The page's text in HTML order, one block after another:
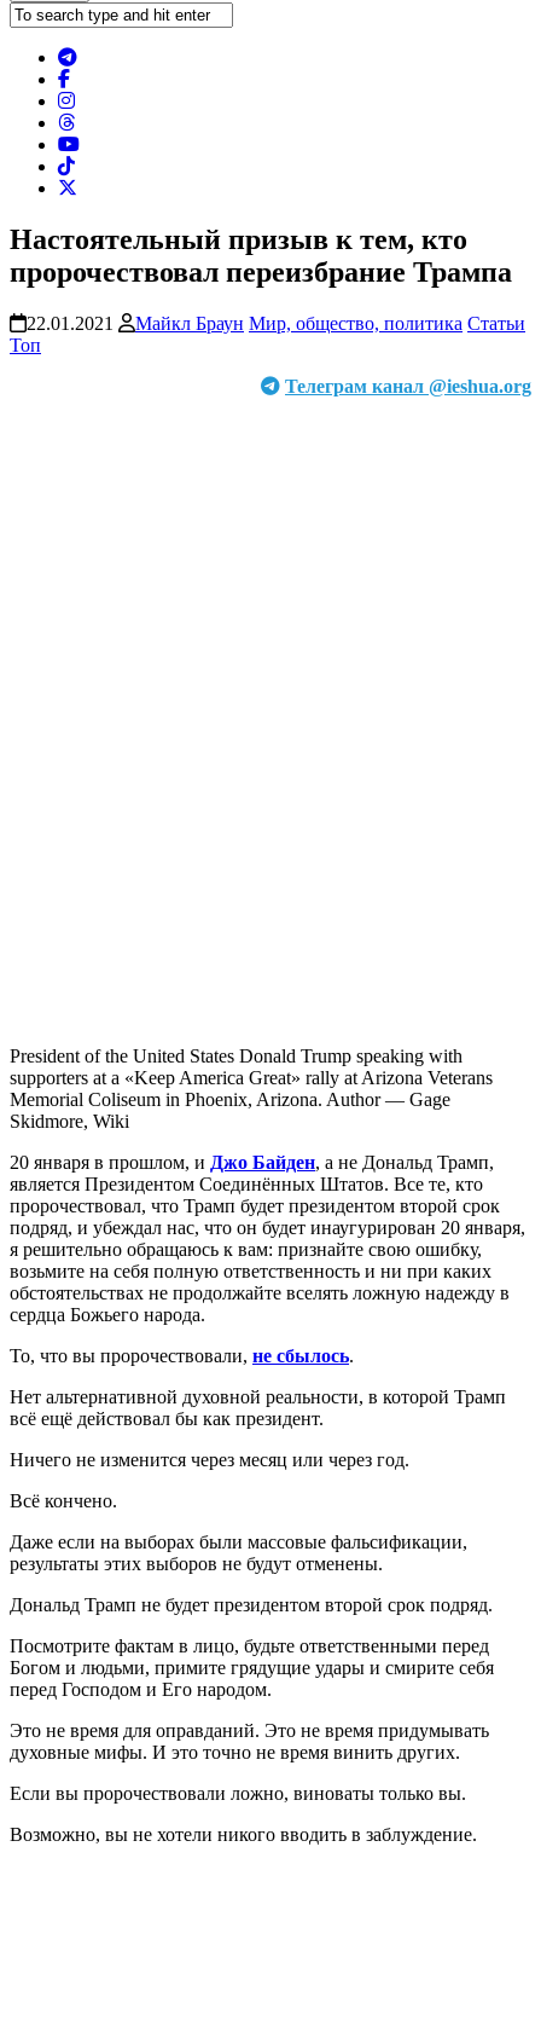
Настоятельный призыв к тем, кто
пророчествовал переизбрание Трампа
22.01.2021 Майкл Браун Мир, общество, политика Статьи
Топ
Телеграм канал @ieshua.org
President of the United States Donald Trump speaking with
supporters at a «Keep America Great» rally at Arizona Veterans
Memorial Coliseum in Phoenix, Arizona. Author — Gage
Skidmore, Wiki
20 января в прошлом, и Джо Байден, а не Дональд Трамп,
является Президентом Соединённых Штатов. Все те, кто
пророчествовал, что Трамп будет президентом второй срок
подряд, и убеждал нас, что он будет инаугурирован 20 января,
я решительно обращаюсь к вам: признайте свою ошибку,
возьмите на себя полную ответственность и ни при каких
обстоятельствах не продолжайте вселять ложную надежду в
сердца Божьего народа.
То, что вы пророчествовали, не сбылось.
Нет альтернативной духовной реальности, в которой Трамп
всё ещё действовал бы как президент.
Ничего не изменится через месяц или через год.
Всё кончено.
Даже если на выборах были массовые фальсификации,
результаты этих выборов не будут отменены.
Дональд Трамп не будет президентом второй срок подряд.
Посмотрите фактам в лицо, будьте ответственными перед
Богом и людьми, примите грядущие удары и смирите себя
перед Господом и Его народом.
Это не время для оправданий. Это не время придумывать
духовные мифы. И это точно не время винить других.
Если вы пророчествовали ложно, виноваты только вы.
Возможно, вы не хотели никого вводить в заблуждение.